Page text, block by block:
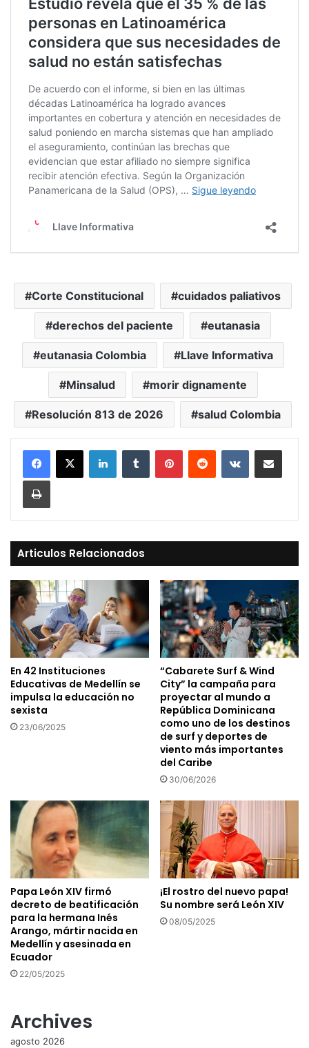
Corte Constitucional cuidados paliativos
derechos del paciente eutanasia
eutanasia Colombia Llave Informativa
Minsalud morir dignamente
Resolución 813 de 2026 salud Colombia
LinkedInTumblr PinterestReddit VKontakteCompartir vía Mail
Print
Articulos Relacionados
En 42 Instituciones
Educativas de Medellín se
impulsa la educación no
sexista
23/06/2025
“Cabarete Surf & Wind
City” la campaña para
proyectar al mundo a
República Dominicana
como uno de los destinos
de surf y deportes de
viento más importantes
del Caribe
30/06/2026
Papa León XIV firmó
decreto de beatificación
para la hermana Inés
Arango, mártir nacida en
Medellín y asesinada en
Ecuador
22/05/2025
¡El rostro del nuevo papa!
Su nombre será León XIV
08/05/2025
Archives
agosto 2026